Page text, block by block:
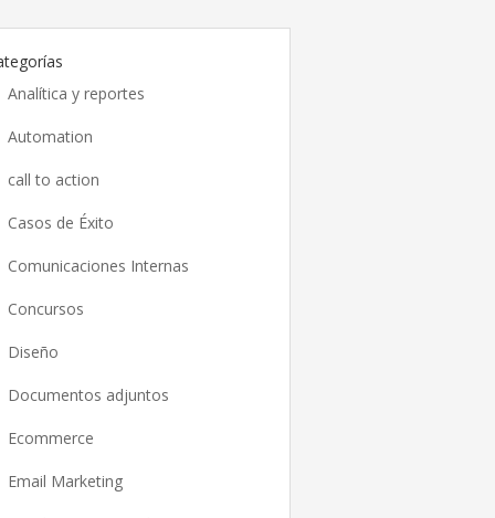
Analítica y reportes
Automation
call to action
Casos de Éxito
Comunicaciones Internas
Concursos
Diseño
Documentos adjuntos
Ecommerce
Email Marketing